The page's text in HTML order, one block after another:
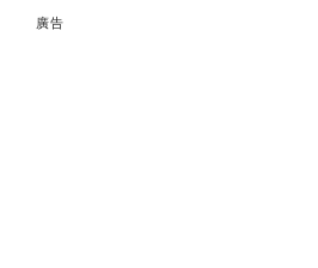
廣告